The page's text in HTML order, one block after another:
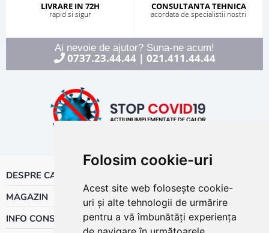
Folosim cookie-uri
Acest site web folosește cookie-
uri și alte tehnologii de urmărire
pentru a vă îmbunătăți experiența
LIVRARE IN 72H
rapid si sigur
CONSULTANTA TEHNICA
acordata de specialistii nostri
Ai nevoie de ajutor? Suna-ne acum!
0737.23.44.44| 021.411.44.44
DESPRE CALOR
MAGAZIN
INFO CONSUMATOR